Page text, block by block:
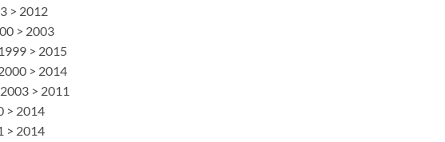
> 2012
> 2003
> 2015
> 2014
> 2011
> 2014
> 2014